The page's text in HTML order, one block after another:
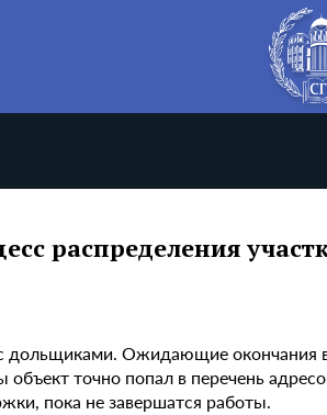
распределения
дольщиками. Ожидающие окончания
точно попал в перечень
пока не завершатся работы.